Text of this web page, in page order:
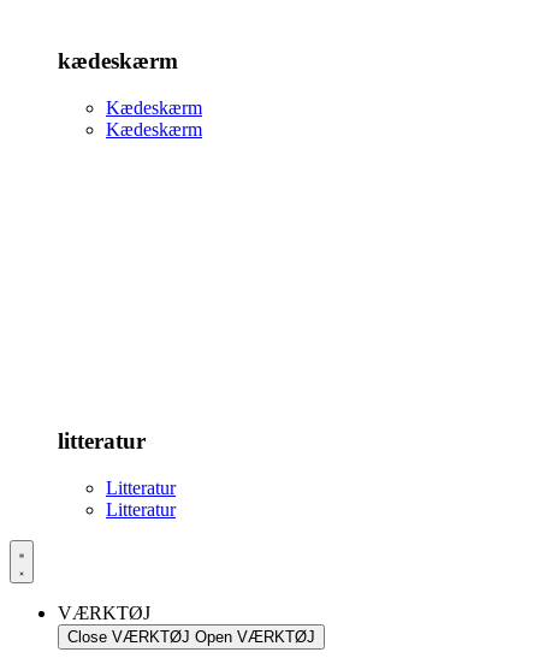
kædeskærm
Kædeskærm
Kædeskærm
litteratur
Litteratur
Litteratur
VÆRKTØJ
Close VÆRKTØJ Open VÆRKTØJ